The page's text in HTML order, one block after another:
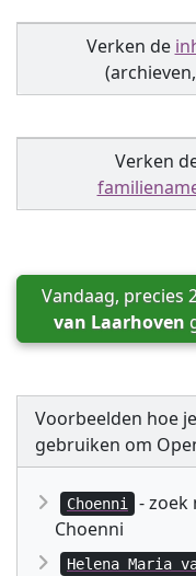
Verken de
Verken
Vandaag, precies
van Laarhoven
Voorbeelden hoe
gebruiken om
Choenni
- zoek
Choenni
Helena Maria